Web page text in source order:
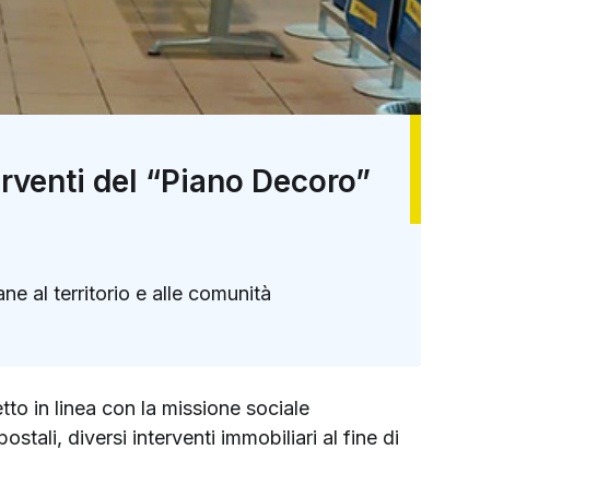
del “Piano Decoro”
al territorio e alle comunità
in linea con la missione sociale
diversi interventi immobiliari al fine di